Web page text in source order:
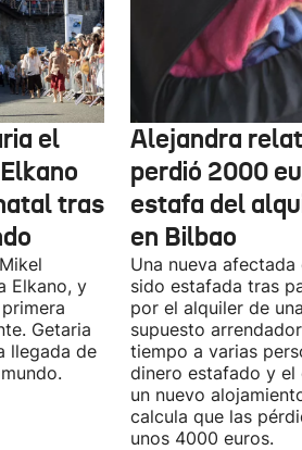
el
tras
Elkano, y
Getaria
llegada de
Alejandra
perdió 2000
estafa del
en Bilbao
Una nueva
sido estafada tras
por el alquiler de
supuesto
tiempo a varias
dinero estafado y
un nuevo
calcula que las
unos 4000 euros.